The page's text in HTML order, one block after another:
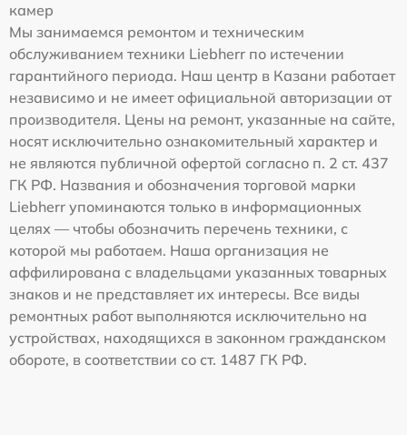
камер
Мы занимаемся ремонтом и техническим
обслуживанием техники Liebherr по истечении
гарантийного периода. Наш центр в Казани работает
независимо и не имеет официальной авторизации от
производителя. Цены на ремонт, указанные на сайте,
носят исключительно ознакомительный характер и
не являются публичной офертой согласно п. 2 ст. 437
ГК РФ. Названия и обозначения торговой марки
Liebherr упоминаются только в информационных
целях — чтобы обозначить перечень техники, с
которой мы работаем. Наша организация не
аффилирована с владельцами указанных товарных
знаков и не представляет их интересы. Все виды
ремонтных работ выполняются исключительно на
устройствах, находящихся в законном гражданском
обороте, в соответствии со ст. 1487 ГК РФ.